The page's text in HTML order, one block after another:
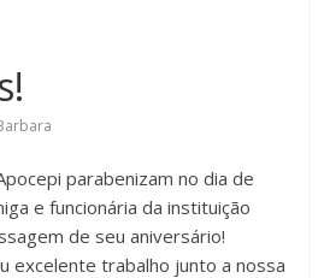
parabenizam no dia de
e funcionária da instituição
de seu aniversário!
excelente trabalho junto a nossa